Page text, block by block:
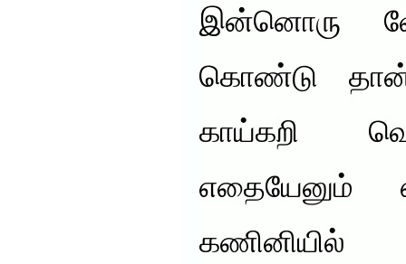
இன்னொரு
கொண்டு தான்
காய்கறி
எதையேனும்
கணினியில்